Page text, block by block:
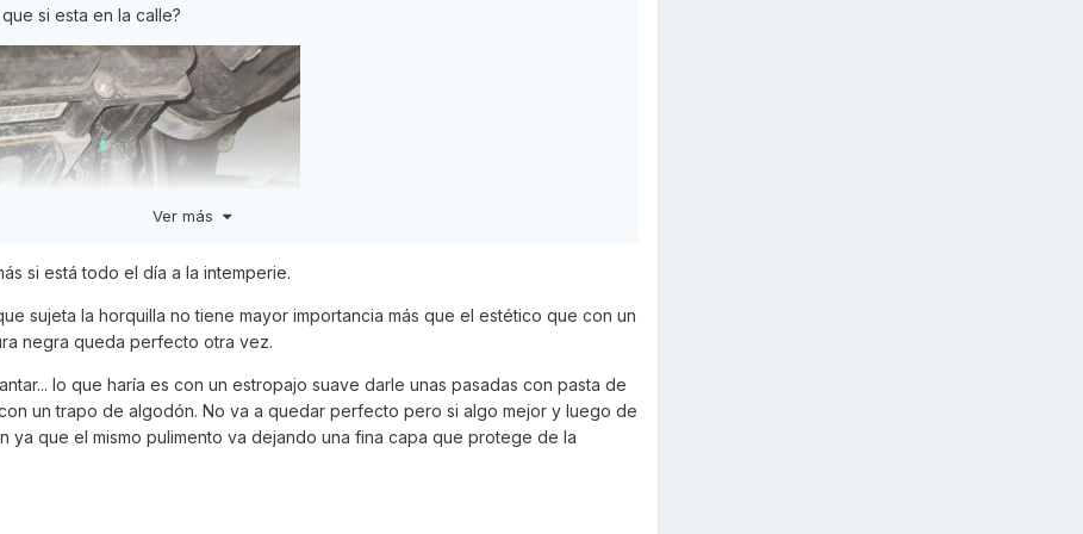
si esta en la calle?
Ver más
si está todo el día a la intemperie.
sujeta la horquilla no tiene mayor importancia más que el estético que con un
negra queda perfecto otra vez.
lo que haría es con un estropajo suave darle unas pasadas con pasta de
un trapo de algodón. No va a quedar perfecto pero si algo mejor y luego de
ya que el mismo pulimento va dejando una fina capa que protege de la